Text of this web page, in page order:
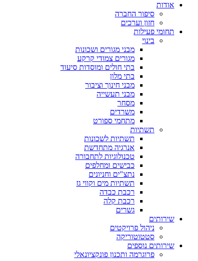
אודות
סיפור החברה
חזון וערכים
תחומי פעילות
בינוי
מבני מגורים ושכונות
מגורים צמודי קרקע
בתי חולים ומוסדות סיעוד
בתי מלון
מבני חינוך וציבור
מבני תעשייה
מסחר
משרדים
מתחמי ספורט
תשתיות
תשתיות לשכונות
אנרגיה מתחדשת
טכנולוגיות לתחבורה
כבישים ומחלפים
נתצ"ים וחניונים
תשתיות מים וקווי גז
רכבת כבדה
רכבת קלה
גשרים
שירותים
ניהול פרויקטים
סטטוטוריקה
שירותים נוספים
פרוגרמה ותכנון פונקציונאלי